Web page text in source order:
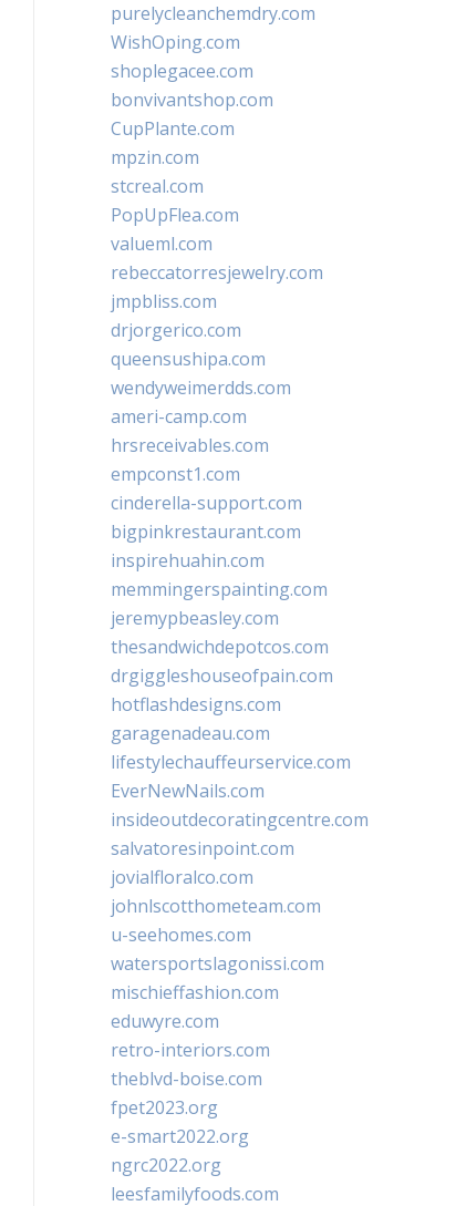
purelycleanchemdry.com
WishOping.com
shoplegacee.com
bonvivantshop.com
CupPlante.com
mpzin.com
stcreal.com
PopUpFlea.com
valueml.com
rebeccatorresjewelry.com
jmpbliss.com
drjorgerico.com
queensushipa.com
wendyweimerdds.com
ameri-camp.com
hrsreceivables.com
empconst1.com
cinderella-support.com
bigpinkrestaurant.com
inspirehuahin.com
memmingerspainting.com
jeremypbeasley.com
thesandwichdepotcos.com
drgiggleshouseofpain.com
hotflashdesigns.com
garagenadeau.com
lifestylechauffeurservice.com
EverNewNails.com
insideoutdecoratingcentre.com
salvatoresinpoint.com
jovialfloralco.com
johnlscotthometeam.com
u-seehomes.com
watersportslagonissi.com
mischieffashion.com
eduwyre.com
retro-interiors.com
theblvd-boise.com
fpet2023.org
e-smart2022.org
ngrc2022.org
leesfamilyfoods.com